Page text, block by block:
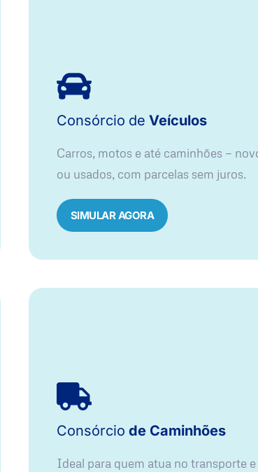
Consórcio de Veículos
Carros, motos e até caminhões —
ou usados, com parcelas sem juros.
SIMULAR AGORA
Consórcio de Caminhões
Ideal para quem atua no transporte e